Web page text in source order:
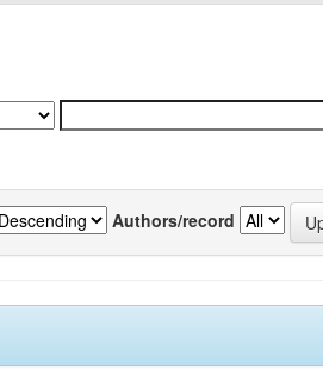
Authors/record